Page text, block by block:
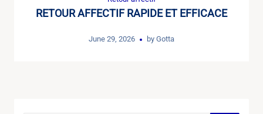
RETOUR AFFECTIF RAPIDE ET EFFICACE
June 29, 2026 by Gotta